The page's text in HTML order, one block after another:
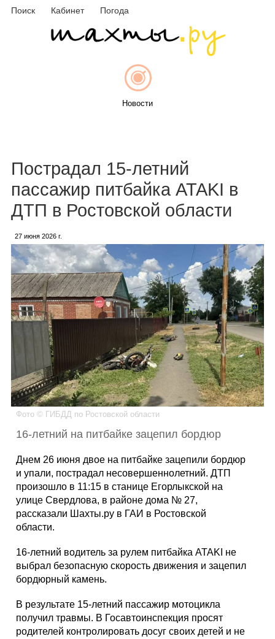
Поиск Кабинет Погода
Новости
Афиша
Каталог
Инфо
Гороскоп
Карты
Фотогалерея
Пострадал 15-летний
пассажир питбайка ATAKI в
ДТП в Ростовской области
27 июня 2026 г.
Фото © ГИБДД по Ростовской области
16-летний на питбайке зацепил бордюр
Днем 26 июня двое на питбайке зацепили бордюр
и упали, пострадал несовершеннолетний. ДТП
произошло в 11:15 в станице Егорлыкской на
улице Свердлова, в районе дома № 27,
рассказали Шахты.ру в ГАИ в Ростовской
области.
16-летний водитель за рулем питбайка ATAKI не
выбрал безопасную скорость движения и зацепил
бордюрный камень.
В результате 15-летний пассажир мотоцикла
получил травмы. В Госавтоинспекция просят
родителей контролировать досуг своих детей и не